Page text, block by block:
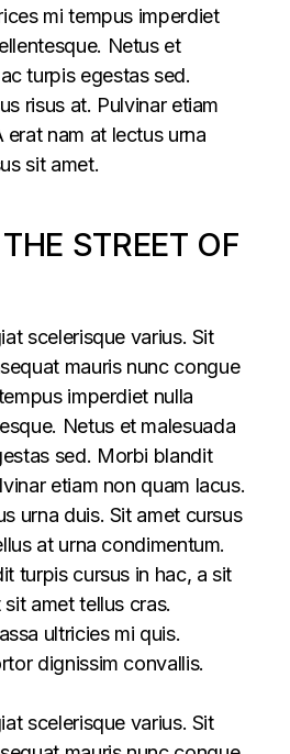
mi tempus imperdiet
Netus et
turpis egestas sed.
risus at. Pulvinar etiam
erat nam at lectus urna
sit amet.
STREET OF
scelerisque varius. Sit
mauris nunc congue
imperdiet nulla
Netus et malesuada
sed. Morbi blandit
etiam non quam lacus.
urna duis. Sit amet cursus
at urna condimentum.
turpis cursus in hac, a sit
amet tellus cras.
ultricies mi quis.
dignissim convallis.
scelerisque varius. Sit